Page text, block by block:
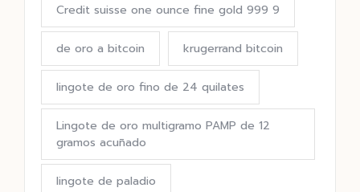
Credit suisse one ounce fine gold 999 9
de oro a bitcoin krugerrand bitcoin
lingote de oro fino de 24 quilates
Lingote de oro multigramo PAMP de 12
gramos acuñado
lingote de paladio